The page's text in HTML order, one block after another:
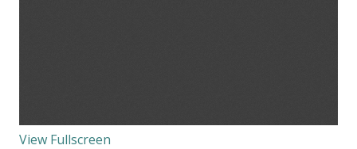
View Fullscreen